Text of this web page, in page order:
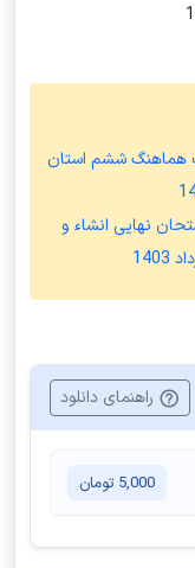
هماهنگ ششم استان
نهایی انشاء و
راهنمای دانلود
5,000 تومان